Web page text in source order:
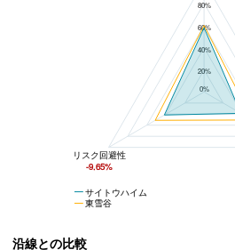
80%
60%
40%
20%
0%
サイトウハイム
東雪谷
リスク回避性
-9.65%
沿線との比較